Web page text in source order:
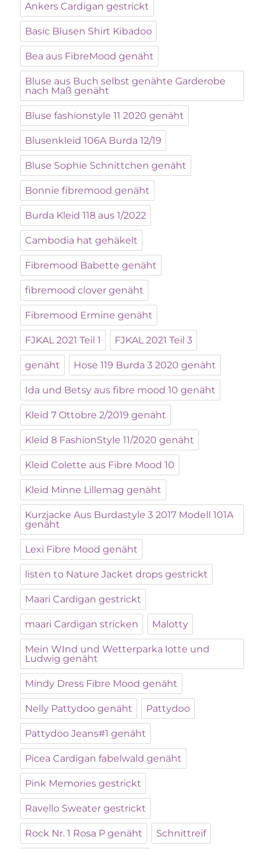
Ankers Cardigan gestrickt
Basic Blusen Shirt Kibadoo
Bea aus FibreMood genäht
Bluse aus Buch selbst genähte Garderobe
nach Maß genäht
Bluse fashionstyle 11 2020 genäht
Blusenkleid 106A Burda 12/19
Bluse Sophie Schnittchen genäht
Bonnie fibremood genäht
Burda Kleid 118 aus 1/2022
Cambodia hat gehäkelt
Fibremood Babette genäht
fibremood clover genäht
Fibremood Ermine genäht
FJKAL 2021 Teil 1 FJKAL 2021 Teil 3
genäht Hose 119 Burda 3 2020 genäht
Ida und Betsy aus fibre mood 10 genäht
Kleid 7 Ottobre 2/2019 genäht
Kleid 8 FashionStyle 11/2020 genäht
Kleid Colette aus Fibre Mood 10
Kleid Minne Lillemag genäht
Kurzjacke Aus Burdastyle 3 2017 Modell 101A
genäht
Lexi Fibre Mood genäht
listen to Nature Jacket drops gestrickt
Maari Cardigan gestrickt
maari Cardigan stricken Malotty
Mein WInd und Wetterparka lotte und
Ludwig genäht
Mindy Dress Fibre Mood genäht
Nelly Pattydoo genäht Pattydoo
Pattydoo Jeans#1 genäht
Picea Cardigan fabelwald genäht
Pink Memories gestrickt
Ravello Sweater gestrickt
Rock Nr. 1 Rosa P genäht Schnittreif